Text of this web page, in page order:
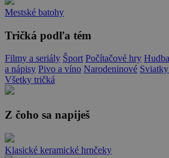
Mestské batohy
Tričká podľa tém
Filmy a seriály Šport Počítačové hry Hudba
a nápisy Pivo a víno Narodeninové
Všetky tričká
Z čoho sa napiješ
Klasické keramické hrnčeky